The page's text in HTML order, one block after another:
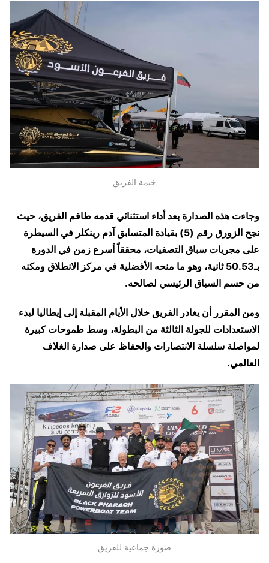
خيمة الفريق
وجاءت هذه الصدارة بعد أداء استثنائي قدمه طاقم الفريق، حيث
نجح الزورق رقم (5) بقيادة المتسابق آدم رينكلر في السيطرة
على مجريات سباق التصفيات، محققاً أسرع زمن في الدورة
بـ50.53 ثانية، وهو ما منحه الأفضلية في مركز الانطلاق ومكنه
من حسم السباق الرئيسي لصالحه.
ومن المقرر أن يغادر الفريق خلال الأيام المقبلة إلى إيطاليا لبدء
الاستعدادات للجولة الثالثة من البطولة، وسط طموحات كبيرة
لمواصلة سلسلة الانتصارات والحفاظ على صدارة الغلاف
العالمي.
صورة جماعية للفريق